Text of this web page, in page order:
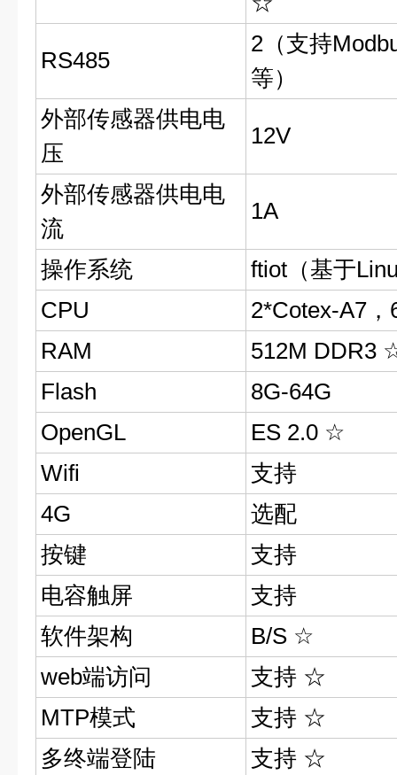
RS485
2（支持
等）
外部传感器供电电
压
12V
外部传感器供电电
流
1A
操作系统
ftiot（基于
CPU
2*Cotex-A7
RAM
512M DDR3
Flash
8G-64G
OpenGL
ES 2.0 ☆
Wifi
支持
4G
选配
按键
支持
电容触屏
支持
软件架构
B/S ☆
web端访问
支持 ☆
MTP模式
支持 ☆
多终端登陆
支持 ☆